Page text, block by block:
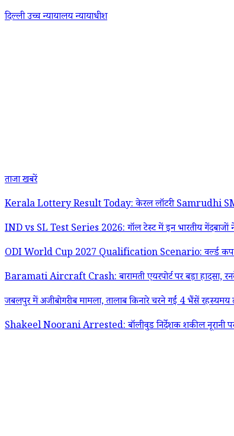
दिल्ली उच्च न्यायालय न्यायाधीश
ताजा खबरें
Kerala Lottery Result Today: केरल लॉटरी Samrudhi SM-
IND vs SL Test Series 2026: गॉल टेस्ट में इन भारतीय गेंदबाजों
ODI World Cup 2027 Qualification Scenario: वर्ल्ड कप के
Baramati Aircraft Crash: बारामती एयरपोर्ट पर बड़ा हादसा,
जबलपुर में अजीबोगरीब मामला, तालाब किनारे चरने गईं 4 भैंसें
Shakeel Noorani Arrested: बॉलीवुड निर्देशक शकील नूरानी पर